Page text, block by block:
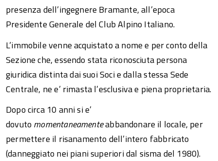
presenza dell’ingegnere Bramante, all’epoca
Presidente Generale del Club Alpino Italiano.
L’immobile venne acquistato a nome e per conto della
Sezione che, essendo stata riconosciuta persona
giuridica distinta dai suoi Soci e dalla stessa Sede
Centrale, ne e’ rimasta l’esclusiva e piena proprietaria.
Dopo circa 10 anni si e’
dovuto momentaneamenteabbandonare il locale, per
permettere il risanamento dell’intero fabbricato
(danneggiato nei piani superiori dal sisma del 1980).